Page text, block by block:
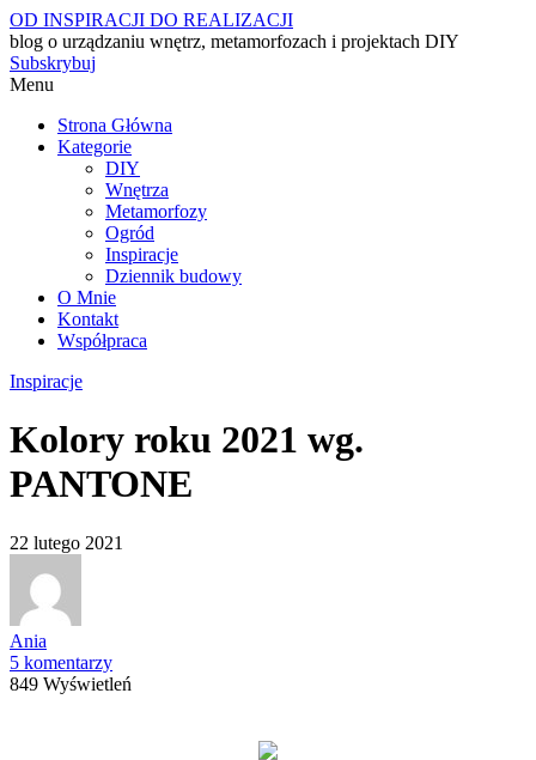
OD INSPIRACJI DO REALIZACJI
blog o urządzaniu wnętrz, metamorfozach i projektach DIY
Subskrybuj
Menu
Strona Główna
Kategorie
DIY
Wnętrza
Metamorfozy
Ogród
Inspiracje
Dziennik budowy
O Mnie
Kontakt
Współpraca
Inspiracje
Kolory roku 2021 wg.
PANTONE
22 lutego 2021
Ania
5 komentarzy
849 Wyświetleń